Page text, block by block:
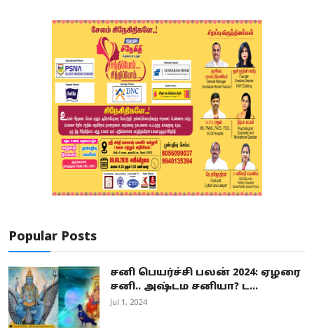
Popular Posts
சனி பெயர்ச்சி பலன் 2024: ஏழரை
சனி.. அஷ்டம சனியா? ட...
Jul 1, 2024